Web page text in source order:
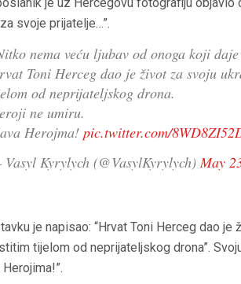
svoje prijatelje…”.
nema veću ljubav od onoga koji
Toni Herceg dao je život za svoju
od neprijateljskog drona.
ne umiru.
Herojma! pic.twitter.com/
Kyrylych (@VasylKyrylych) May
je napisao: “Hrvat Toni Herceg dao
tijelom od neprijateljskog drona”.